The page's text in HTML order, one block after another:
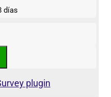
días
plugin